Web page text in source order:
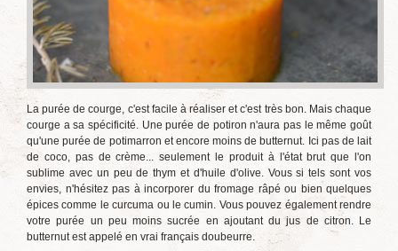
La purée de courge, c'est facile à réaliser et c'est très bon. Mais chaque
courge a sa spécificité. Une purée de potiron n'aura pas le même goût
qu'une purée de potimarron et encore moins de butternut. Ici pas de lait
de coco, pas de crème... seulement le produit à l'état brut que l'on
sublime avec un peu de thym et d'huile d'olive. Vous si tels sont vos
envies, n'hésitez pas à incorporer du fromage râpé ou bien quelques
épices comme le curcuma ou le cumin. Vous pouvez également rendre
votre purée un peu moins sucrée en ajoutant du jus de citron. Le
butternut est appelé en vrai français doubeurre.